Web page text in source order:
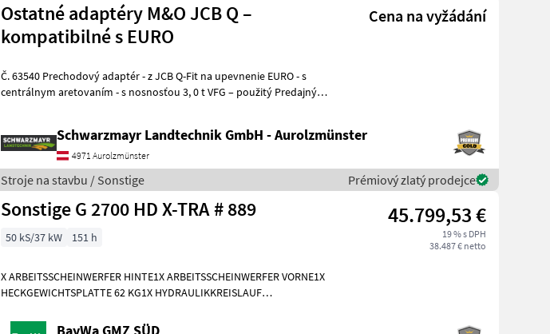
Ostatné adaptéry M&O JCB Q –
kompatibilné s EURO
Cena na vyžádání
Č. 63540 Prechodový adaptér - z JCB Q-Fit na upevnenie EURO - s
centrálnym aretovaním - s nosnosťou 3, 0 t VFG – použitý Predajný
Schwarzmayr Landtechnik GmbH - Aurolzmünster
4971 Aurolzmünster
Stroje na stavbu / Sonstige Prémiový zlatý prodejce
Sonstige G 2700 HD X-TRA # 889 45.799,53 €
19 % s DPH
38.487 € netto
50 kS/37 kW 151 h
X ARBEITSSCHEINWERFER HINTE1X ARBEITSSCHEINWERFER VORNE1X
HECKGEWICHTSPLATTE 62 KG1X HYDRAULIKKREISLAUF
KMDRUCKFREIER